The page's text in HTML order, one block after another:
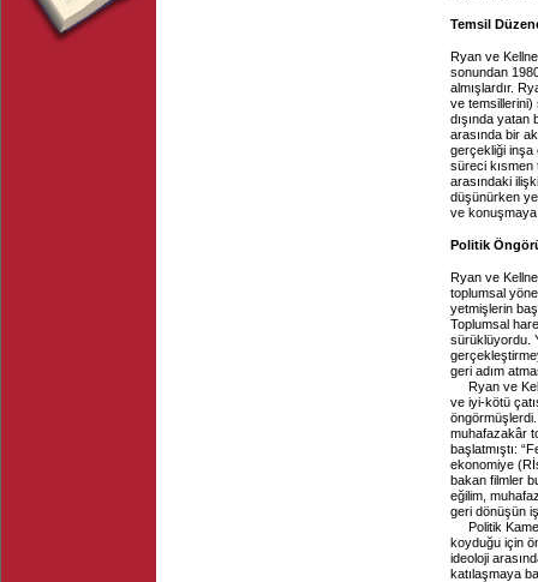
Temsil
Ryan ve
sonundan
almışlardır.
ve temsillerini)
dışında
arasında bir
gerçekliği inşa
süreci kısmen
arasındaki
düşünürken
ve konuşmaya
Politik
Ryan ve
toplumsal
yetmişlerin
Toplumsal
sürüklüyordu.
geri adım
Ryan ve
ve iyi-kötü
muhafazakâr
başlatmıştı:
ekonomiye
bakan filmler
eğilim,
geri dönüşün
Politik
koyduğu için
ideoloji
katılaşmaya